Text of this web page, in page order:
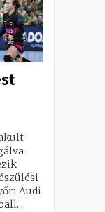
Audi